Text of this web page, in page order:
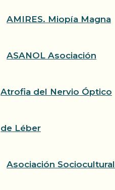
AMIRES. Miopía Magna
ASANOL Asociación
Atrofia del Nervio Óptico
de Léber
Asociación Sociocultural